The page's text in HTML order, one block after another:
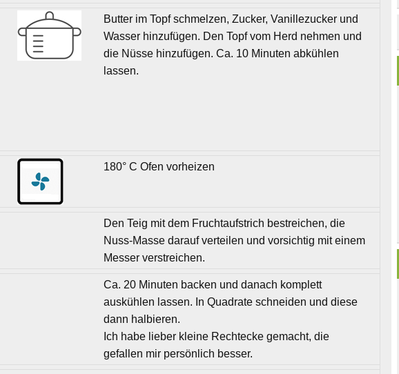
Butter im Topf schmelzen, Zucker, Vanillezucker und
Wasser hinzufügen. Den Topf vom Herd nehmen und
die Nüsse hinzufügen. Ca. 10 Minuten abkühlen
lassen.
180° C Ofen vorheizen
Den Teig mit dem Fruchtaufstrich bestreichen, die
Nuss-Masse darauf verteilen und vorsichtig mit einem
Messer verstreichen.
Ca. 20 Minuten backen und danach komplett
auskühlen lassen. In Quadrate schneiden und diese
dann halbieren.
Ich habe lieber kleine Rechtecke gemacht, die
gefallen mir persönlich besser.